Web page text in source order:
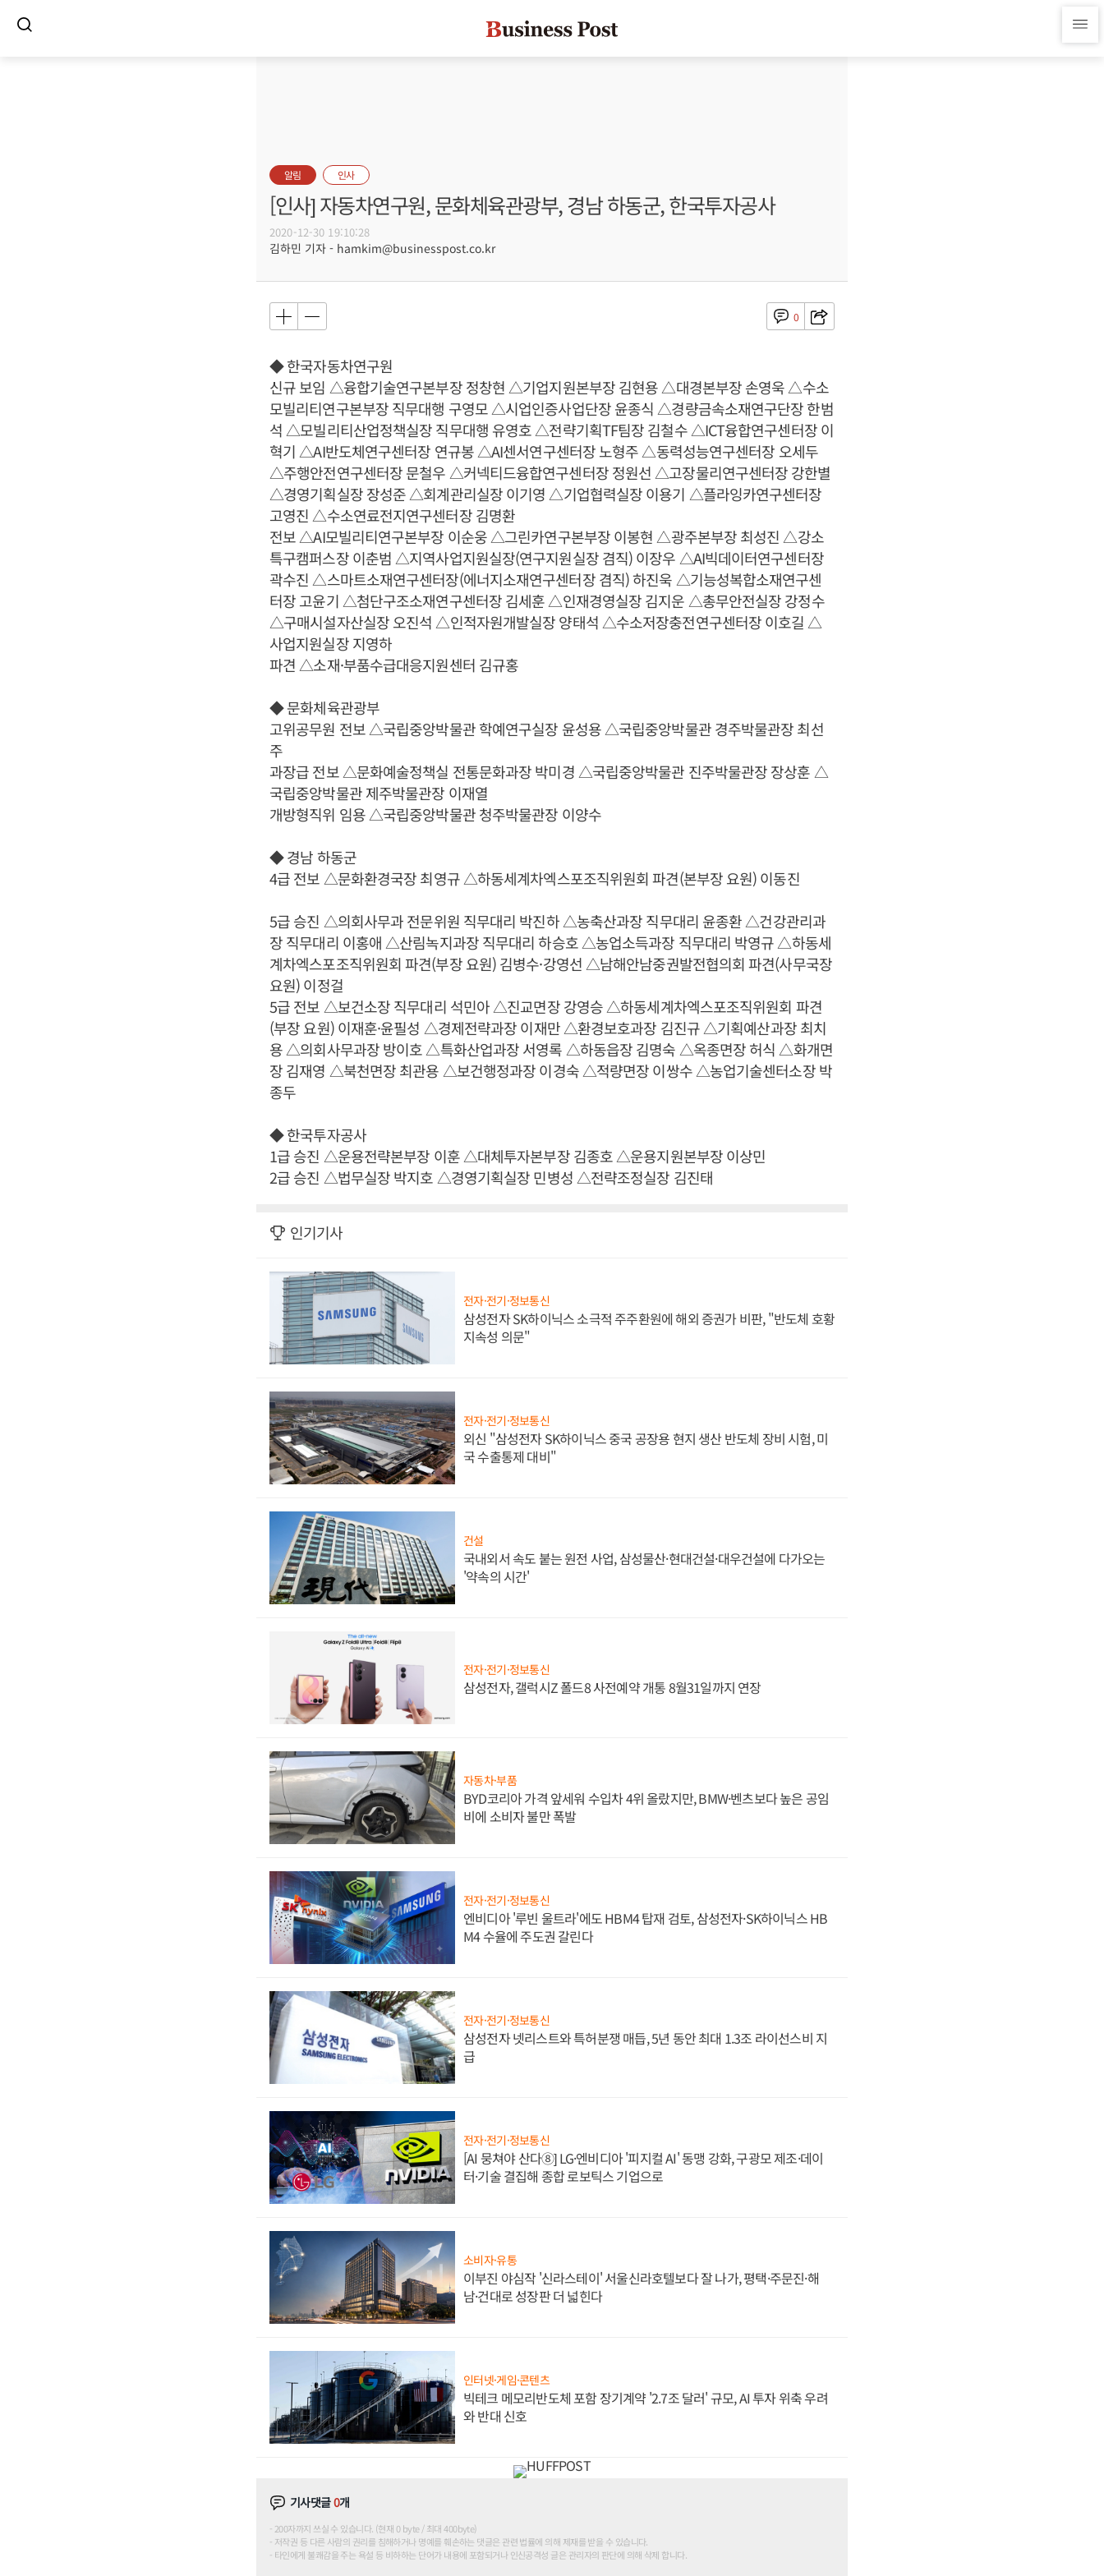
알림 인사
[인사] 자동차연구원, 문화체육관광부, 경남 하동군, 한국투자공사
2020-12-30 19:10:28
김하민 기자 - hamkim@businesspost.co.kr
0
◆ 한국자동차연구원
신규 보임 △융합기술연구본부장 정창현 △기업지원본부장 김현용 △대경본부장 손영욱 △수소
모빌리티연구본부장 직무대행 구영모 △시업인증사업단장 윤종식 △경량금속소재연구단장 한범
석 △모빌리티산업정책실장 직무대행 유영호 △전략기획TF팀장 김철수 △ICT융합연구센터장 이
혁기 △AI반도체연구센터장 연규봉 △AI센서연구센터장 노형주 △동력성능연구센터장 오세두
△주행안전연구센터장 문철우 △커넥티드융합연구센터장 정원선 △고장물리연구센터장 강한별
△경영기획실장 장성준 △회계관리실장 이기영 △기업협력실장 이용기 △플라잉카연구센터장
고영진 △수소연료전지연구센터장 김명환
전보 △AI모빌리티연구본부장 이순웅 △그린카연구본부장 이봉현 △광주본부장 최성진 △강소
특구캠퍼스장 이춘범 △지역사업지원실장(연구지원실장 겸직) 이장우 △AI빅데이터연구센터장
곽수진 △스마트소재연구센터장(에너지소재연구센터장 겸직) 하진욱 △기능성복합소재연구센
터장 고윤기 △첨단구조소재연구센터장 김세훈 △인재경영실장 김지운 △총무안전실장 강정수
△구매시설자산실장 오진석 △인적자원개발실장 양태석 △수소저장충전연구센터장 이호길 △
사업지원실장 지영하
파견 △소재·부품수급대응지원센터 김규홍
◆ 문화체육관광부
고위공무원 전보 △국립중앙박물관 학예연구실장 윤성용 △국립중앙박물관 경주박물관장 최선
주
과장급 전보 △문화예술정책실 전통문화과장 박미경 △국립중앙박물관 진주박물관장 장상훈 △
국립중앙박물관 제주박물관장 이재열
개방형직위 임용 △국립중앙박물관 청주박물관장 이양수
◆ 경남 하동군
4급 전보 △문화환경국장 최영규 △하동세계차엑스포조직위원회 파견(본부장 요원) 이동진
5급 승진 △의회사무과 전문위원 직무대리 박진하 △농축산과장 직무대리 윤종환 △건강관리과
장 직무대리 이홍애 △산림녹지과장 직무대리 하승호 △농업소득과장 직무대리 박영규 △하동세
계차엑스포조직위원회 파견(부장 요원) 김병수·강영선 △남해안남중권발전협의회 파견(사무국장
요원) 이정걸
5급 전보 △보건소장 직무대리 석민아 △진교면장 강영승 △하동세계차엑스포조직위원회 파견
(부장 요원) 이재훈·윤필성 △경제전략과장 이재만 △환경보호과장 김진규 △기획예산과장 최치
용 △의회사무과장 방이호 △특화산업과장 서영록 △하동읍장 김명숙 △옥종면장 허식 △화개면
장 김재영 △북천면장 최관용 △보건행정과장 이경숙 △적량면장 이쌍수 △농업기술센터소장 박
종두
◆ 한국투자공사
1급 승진 △운용전략본부장 이훈 △대체투자본부장 김종호 △운용지원본부장 이상민
2급 승진 △법무실장 박지호 △경영기획실장 민병성 △전략조정실장 김진태
인기기사
전자·전기·정보통신
삼성전자 SK하이닉스 소극적 주주환원에 해외 증권가 비판, "반도체 호황
지속성 의문"
전자·전기·정보통신
외신 "삼성전자 SK하이닉스 중국 공장용 현지 생산 반도체 장비 시험, 미
국 수출통제 대비"
건설
국내외서 속도 붙는 원전 사업, 삼성물산·현대건설·대우건설에 다가오는
'약속의 시간'
전자·전기·정보통신
삼성전자, 갤럭시Z 폴드8 사전예약 개통 8월31일까지 연장
자동차·부품
BYD코리아 가격 앞세워 수입차 4위 올랐지만, BMW·벤츠보다 높은 공임
비에 소비자 불만 폭발
전자·전기·정보통신
엔비디아 '루빈 울트라'에도 HBM4 탑재 검토, 삼성전자·SK하이닉스 HB
M4 수율에 주도권 갈린다
전자·전기·정보통신
삼성전자 넷리스트와 특허분쟁 매듭, 5년 동안 최대 1.3조 라이선스비 지
급
전자·전기·정보통신
[AI 뭉쳐야 산다⑧] LG·엔비디아 '피지컬 AI' 동맹 강화, 구광모 제조·데이
터·기술 결집해 종합 로보틱스 기업으로
소비자·유통
이부진 야심작 '신라스테이' 서울신라호텔보다 잘 나가, 평택·주문진·해
남·건대로 성장판 더 넓힌다
인터넷·게임·콘텐츠
빅테크 메모리반도체 포함 장기계약 '2.7조 달러' 규모, AI 투자 위축 우려
와 반대 신호
기사댓글0개
200자까지 쓰실 수 있습니다. (현재 0 byte / 최대 400byte)
저작권 등 다른 사람의 권리를 침해하거나 명예를 훼손하는 댓글은 관련 법률에 의해 제재를 받을 수 있습니다.
타인에게 불쾌감을 주는 욕설 등 비하하는 단어가 내용에 포함되거나 인신공격성 글은 관리자의 판단에 의해 삭제 합니다.